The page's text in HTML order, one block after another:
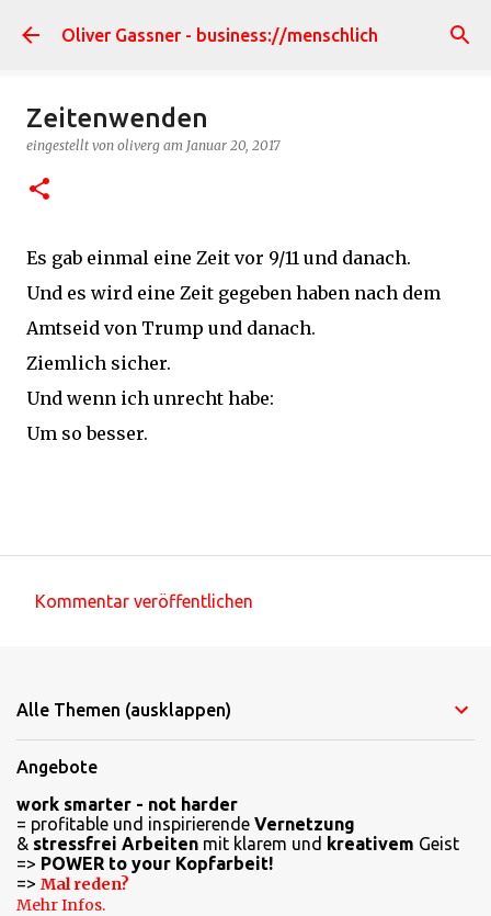
Direkt zum Hauptbereich
Oliver Gassner - business://menschlich
Zeitenwenden
eingestellt von oliverg am Januar 20, 2017
Es gab einmal eine Zeit vor 9/11 und danach.
Und es wird eine Zeit gegeben haben nach dem
Amtseid von Trump und danach.
Ziemlich sicher.
Und wenn ich unrecht habe:
Um so besser.
m
n
t
a
r
e
Kommentar veröffentlichen
Alle Themen (ausklappen)
Angebote
work smarter - not harder
= profitable und inspirierende Vernetzung
& stressfrei Arbeiten mit klarem und kreativem Geist
=> POWER to your Kopfarbeit!
=> Mal reden?
Mehr Infos.